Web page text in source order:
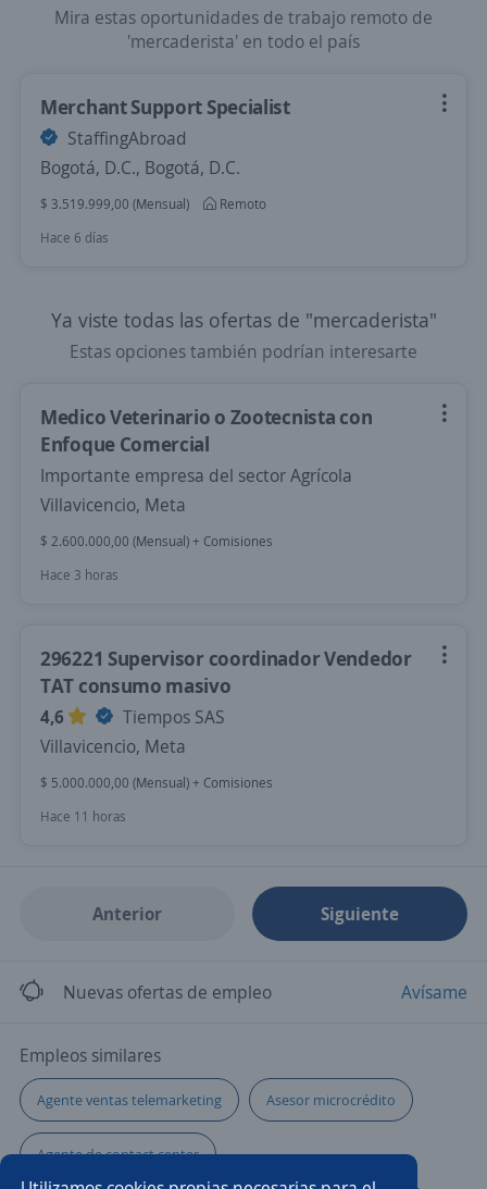
Mira estas oportunidades de trabajo remoto de
'mercaderista' en todo el país
Merchant Support Specialist
StaffingAbroad
Bogotá, D.C., Bogotá, D.C.
$ 3.519.999,00 (Mensual)
Remoto
Hace 6 días
Ya viste todas las ofertas de "mercaderista"
Estas opciones también podrían interesarte
Medico Veterinario o Zootecnista con
Enfoque Comercial
Importante empresa del sector Agrícola
Villavicencio, Meta
$ 2.600.000,00 (Mensual) + Comisiones
Hace 3 horas
296221 Supervisor coordinador Vendedor
TAT consumo masivo
4,6
Tiempos SAS
Villavicencio, Meta
$ 5.000.000,00 (Mensual) + Comisiones
Hace 11 horas
Anterior Siguiente
Nuevas ofertas de empleo Avísame
Empleos similares
Agente ventas telemarketing Asesor microcrédito
Agente de contact center